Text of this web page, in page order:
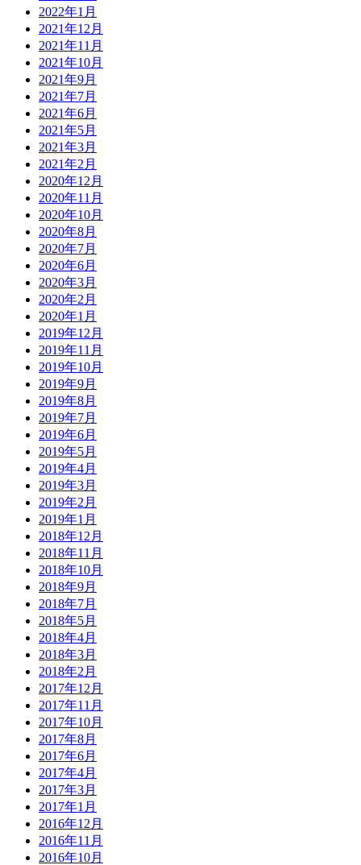
2022年1月
2021年12月
2021年11月
2021年10月
2021年9月
2021年7月
2021年6月
2021年5月
2021年3月
2021年2月
2020年12月
2020年11月
2020年10月
2020年8月
2020年7月
2020年6月
2020年3月
2020年2月
2020年1月
2019年12月
2019年11月
2019年10月
2019年9月
2019年8月
2019年7月
2019年6月
2019年5月
2019年4月
2019年3月
2019年2月
2019年1月
2018年12月
2018年11月
2018年10月
2018年9月
2018年7月
2018年5月
2018年4月
2018年3月
2018年2月
2017年12月
2017年11月
2017年10月
2017年8月
2017年6月
2017年4月
2017年3月
2017年1月
2016年12月
2016年11月
2016年10月